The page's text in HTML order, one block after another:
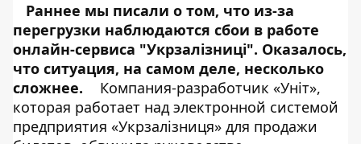
Раннее мы писали о том, что из-за
перегрузки наблюдаются сбои в работе
онлайн-сервиса "Укрзалізниці". Оказалось,
что ситуация, на самом деле, несколько
сложнее.
Компания-разработчик «Уніт»,
которая работает над электронной системой
предприятия «Укрзалізниця» для продажи